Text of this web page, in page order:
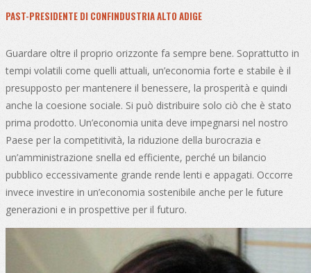
PAST-PRESIDENTE DI CONFINDUSTRIA ALTO ADIGE
Guardare oltre il proprio orizzonte fa sempre bene. Soprattutto in
tempi volatili come quelli attuali, un’economia forte e stabile è il
presupposto per mantenere il benessere, la prosperità e quindi
anche la coesione sociale. Si può distribuire solo ciò che è stato
prima prodotto. Un’economia unita deve impegnarsi nel nostro
Paese per la competitività, la riduzione della burocrazia e
un’amministrazione snella ed efficiente, perché un bilancio
pubblico eccessivamente grande rende lenti e appagati. Occorre
invece investire in un’economia sostenibile anche per le future
generazioni e in prospettive per il futuro.